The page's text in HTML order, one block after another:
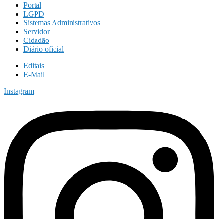
Portal
LGPD
Sistemas Administrativos
Servidor
Cidadão
Diário oficial
Editais
E-Mail
Instagram